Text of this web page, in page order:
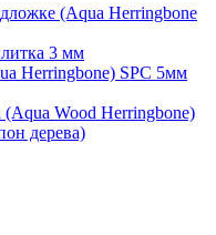
(Aqua Herringbone
3 мм
Herringbone) SPC 5мм
Wood Herringbone)
дерева)